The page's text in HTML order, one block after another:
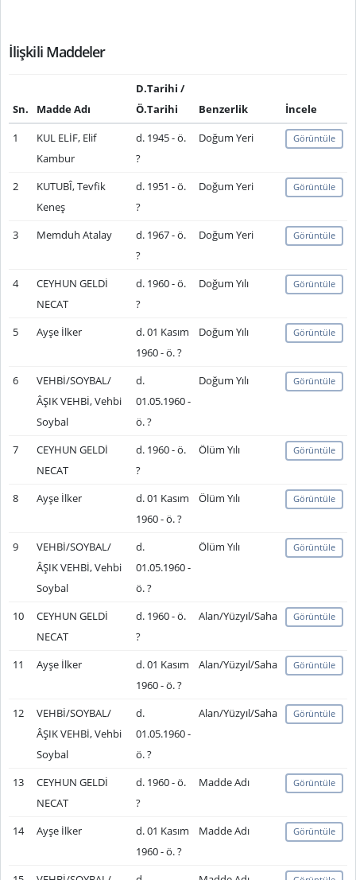
İlişkili Maddeler
Sn. Madde Adı
D.Tarihi /
Ö.Tarihi
Benzerlik
İncele
1
KUL ELİF, Elif
Kambur
d. 1945 - ö.
?
Doğum Yeri Görüntüle
2
KUTUBÎ, Tevfik
Keneş
d. 1951 - ö.
?
Doğum Yeri Görüntüle
3 Memduh Atalay
d. 1967 - ö.
?
Doğum Yeri Görüntüle
4
CEYHUN GELDİ
NECAT
d. 1960 - ö.
?
Doğum Yılı Görüntüle
5 Ayşe İlker
d. 01 Kasım
1960 - ö. ?
Doğum Yılı Görüntüle
6
VEHBİ/SOYBAL/
ÂŞIK VEHBİ, Vehbi
Soybal
d.
01.05.1960 -
ö. ?
Doğum Yılı Görüntüle
7
CEYHUN GELDİ
NECAT
d. 1960 - ö.
?
Ölüm Yılı Görüntüle
8 Ayşe İlker
d. 01 Kasım
1960 - ö. ?
Ölüm Yılı Görüntüle
9
VEHBİ/SOYBAL/
ÂŞIK VEHBİ, Vehbi
Soybal
d.
01.05.1960 -
ö. ?
Ölüm Yılı Görüntüle
10
CEYHUN GELDİ
NECAT
d. 1960 - ö.
?
Alan/Yüzyıl/Saha Görüntüle
11 Ayşe İlker
d. 01 Kasım
1960 - ö. ?
Alan/Yüzyıl/Saha Görüntüle
12
VEHBİ/SOYBAL/
ÂŞIK VEHBİ, Vehbi
Soybal
d.
01.05.1960 -
ö. ?
Alan/Yüzyıl/Saha Görüntüle
13
CEYHUN GELDİ
NECAT
d. 1960 - ö.
?
Madde Adı Görüntüle
14 Ayşe İlker
d. 01 Kasım
1960 - ö. ?
Madde Adı Görüntüle